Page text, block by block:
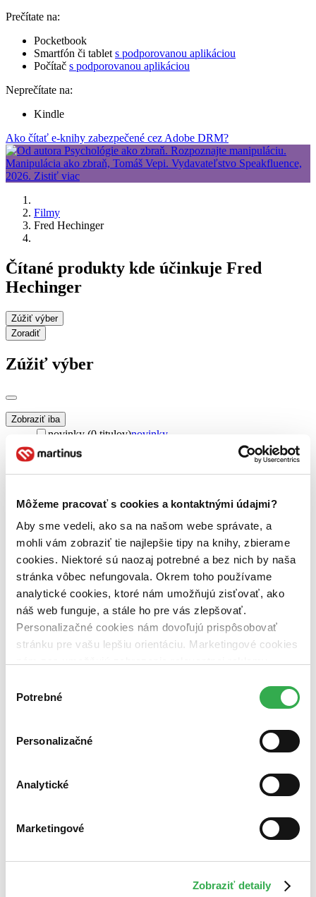
Môžeme pracovať s cookies a kontaktnými údajmi?
Aby sme vedeli, ako sa na našom webe správate, a
mohli vám zobraziť tie najlepšie tipy na knihy, zbierame
cookies. Niektoré sú naozaj potrebné a bez nich by naša
stránka vôbec nefungovala. Okrem toho používame
analytické cookies, ktoré nám umožňujú zisťovať, ako
náš web funguje, a stále ho pre vás zlepšovať.
Personalizačné cookies nám dovoľujú prispôsobovať
stránku pre vašu lepšiu orientáciu. Marketingové cookies
nám pomohlo, keby sme mohli používať všetky tieto
súhlasu
Potrebné
Personalizačné
Analytické
Marketingové
Zobraziť detaily
Prečítate na:
Pocketbook
Smartfón či tablet s podporovanou aplikáciou
Počítač s podporovanou aplikáciou
Neprečítate na:
Kindle
Ako čítať e-knihy zabezpečené cez Adobe DRM?
Filmy
Fred Hechinger
Čítané produkty kde účinkuje Fred
Hechinger
Zúžiť výber
Zoradiť
Zúžiť výber
Zobraziť iba
novinky (0 titulov)novinky
zľavnené tituly (0 titulov)
Dostupnosť
predpredaj (0 titulov)predpredaj
dostupná (bez vypredaných) (0 titulov)dostupná (bez
vypredaných)
nová (0 titulov)nová
čítaná (0 titulov)čítaná
čítaná - výborný stav (0 titulov)čítaná - výborný stav
čítaná - mierne opotrebovaná (0 titulov)čítaná - mierne
opotrebovaná
čítané verzie vypredaných kníh (0 titulov)čítané verzie
vypredaných kníh
Bestsellery
Najdrahšie
Najlacnejšie